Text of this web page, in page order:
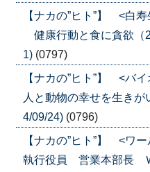
【ナカの”ヒト”】 <白
健康行動と食に貪欲（
1) (0797)
【ナカの”ヒト”】 <バ
人と動物の幸せを生き
4/09/24) (0796)
【ナカの”ヒト”】 <ワ
執行役員 営業本部長